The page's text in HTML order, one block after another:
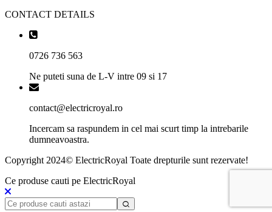
CONTACT DETAILS
0726 736 563
Ne puteti suna de L-V intre 09 si 17
contact@electricroyal.ro
Incercam sa raspundem in cel mai scurt timp la intrebarile
dumneavoastra.
Copyright 2024© ElectricRoyal Toate drepturile sunt rezervate!
Ce produse cauti pe ElectricRoyal